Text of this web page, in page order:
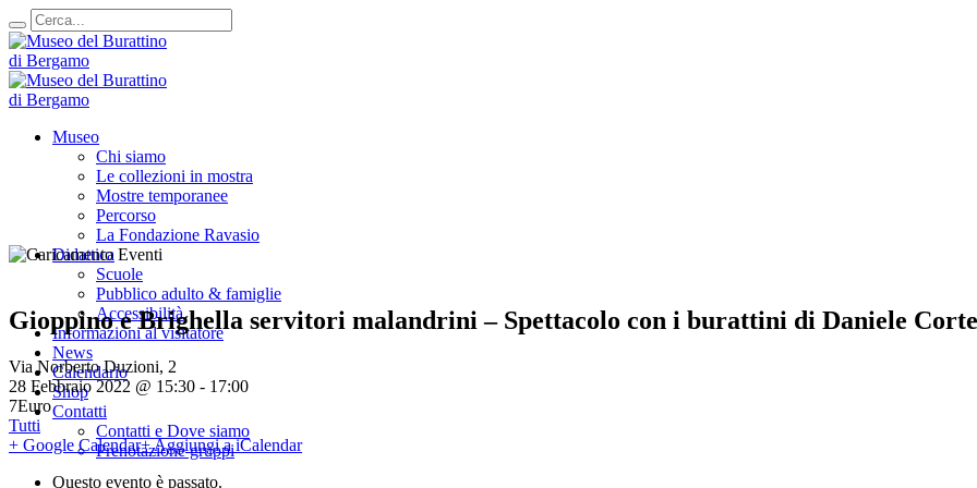
Museo
Chi siamo
Le collezioni in mostra
Mostre temporanee
Percorso
La Fondazione Ravasio
Didattica
Scuole
Pubblico adulto & famiglie
Accessibilità
Informazioni al visitatore
News
Calendario
Shop
Contatti
Contatti e Dove siamo
Prenotazione gruppi
Gioppino e Brighella servitori malandrini – Spettacolo con i burattini di Daniele
Via Norberto Duzioni, 2
28 Febbraio 2022 @ 15:30 - 17:00
7Euro
Tutti
+ Google Calendar+ Aggiungi a iCalendar
Questo evento è passato.